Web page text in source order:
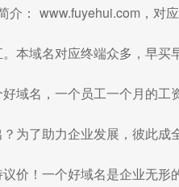
介： www.fuyehui.com，对
本域名对应终端众多，早买
域名，一个员工一个月的工
为了助力企业发展，彼此成
价！一个好域名是企业无形